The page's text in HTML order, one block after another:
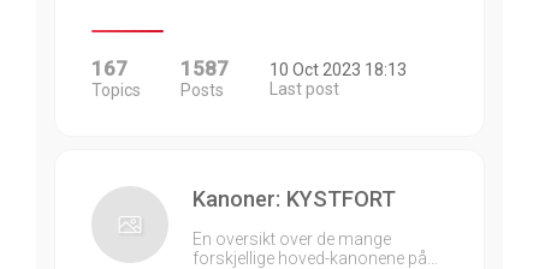
167
Topics
1587
Posts
10 Oct 2023 18:13
Last post
Kanoner: KYSTFORT
En oversikt over de mange
forskjellige hoved-kanonene på…